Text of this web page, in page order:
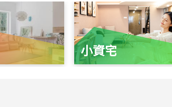
小資宅